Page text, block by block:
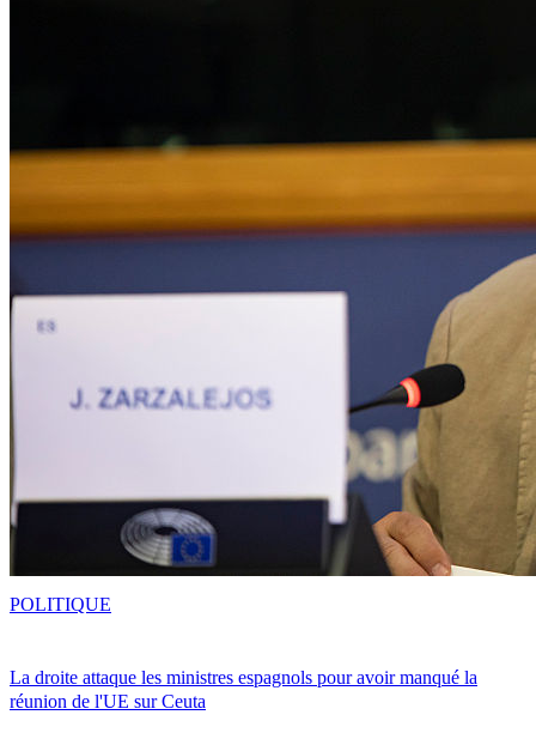
La droite attaque les ministres espagnols pour avoir manqué la
réunion de l'UE sur Ceuta
POLITIQUE